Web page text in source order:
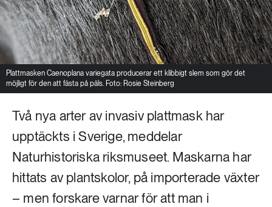
Plattmasken Caenoplana variegata producerar ett klibbigt slem som gör det
möjligt för den att fästa på päls. Foto: Rosie Steinberg
Två nya arter av invasiv plattmask har
upptäckts i Sverige, meddelar
Naturhistoriska riksmuseet. Maskarna har
hittats av plantskolor, på importerade växter
– men forskare varnar för att man i